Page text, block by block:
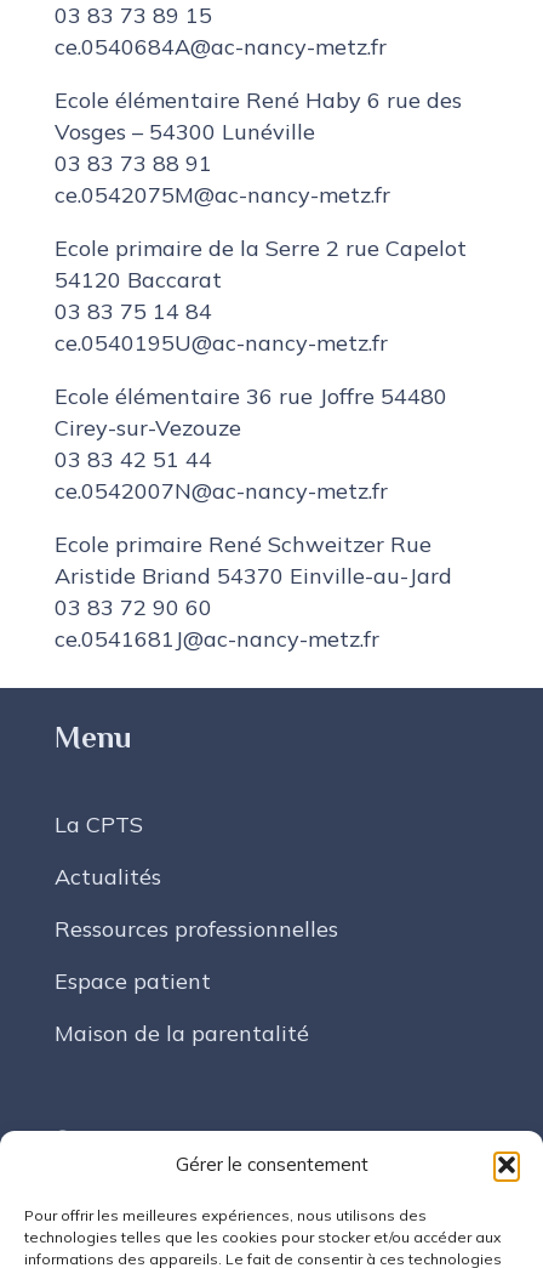
Gérer le consentement
Pour offrir les meilleures expériences, nous utilisons des
technologies telles que les cookies pour stocker et/ou accéder aux
informations des appareils. Le fait de consentir à ces technologies
03 83 73 89 15
ce.0540684A@ac-nancy-metz.fr
Ecole élémentaire René Haby 6 rue des
Vosges – 54300 Lunéville
03 83 73 88 91
ce.0542075M@ac-nancy-metz.fr
Ecole primaire de la Serre 2 rue Capelot
54120 Baccarat
03 83 75 14 84
ce.0540195U@ac-nancy-metz.fr
Ecole élémentaire 36 rue Joffre 54480
Cirey-sur-Vezouze
03 83 42 51 44
ce.0542007N@ac-nancy-metz.fr
Ecole primaire René Schweitzer Rue
Aristide Briand 54370 Einville-au-Jard
03 83 72 90 60
ce.0541681J@ac-nancy-metz.fr
Menu
La CPTS
Actualités
Ressources professionnelles
Espace patient
Maison de la parentalité
Suivez-nous
LinkedIn